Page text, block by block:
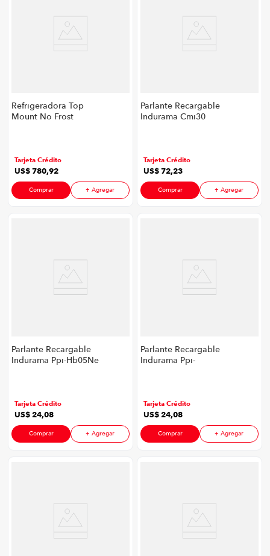
Refrigeradora Top
Mount No Frost
Tarjeta Crédito
US$780,92
Comprar + Agregar
Parlante Recargable
Indurama Cmi30
Tarjeta Crédito
US$72,23
Comprar + Agregar
Parlante Recargable
Indurama Ppi-Hb05Ne
Tarjeta Crédito
US$24,08
Comprar + Agregar
Parlante Recargable
Indurama Ppi-
Tarjeta Crédito
US$24,08
Comprar + Agregar